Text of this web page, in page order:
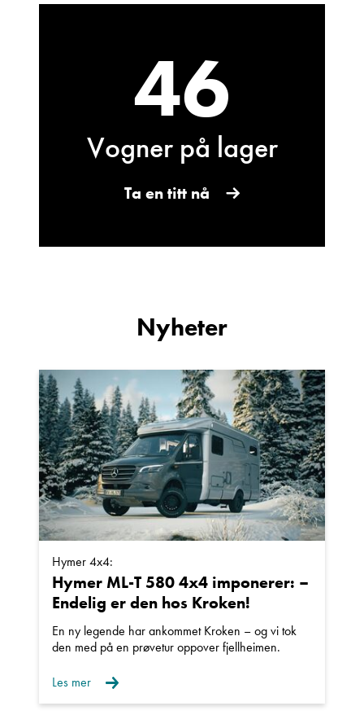
Bjarne Eide
Kundemottak Verksted / Deler
Vis telefon
Einar Fylling
Bilmekaniker
Frode Hoff Lund
Vis epost
46
Vogner på lager
Ta en titt nå
Nyheter
Hymer 4x4:
Hymer ML-T 580 4x4 imponerer: –
Endelig er den hos Kroken!
En ny legende har ankommet Kroken – og vi tok
den med på en prøvetur oppover fjellheimen.
Les mer